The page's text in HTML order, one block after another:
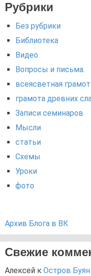
Рубрики
Без рубрики
Библиотека
Видео
Вопросы и письма.
всеясветная
грамота древних
Записи семинаров
Мысли
статьи
Схемы
Уроки
фото
Архив Блога в ВК
Свежие
Алексей к Остров